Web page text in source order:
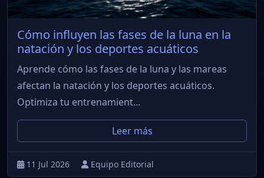
Cómo influyen las fases de la luna en la
natación y los deportes acuáticos
Aprende cómo las fases de la luna y las mareas
afectan la natación y los deportes acuáticos.
Optimiza tu entrenamient...
Leer más
11 Jul 2026 Equipo Editorial